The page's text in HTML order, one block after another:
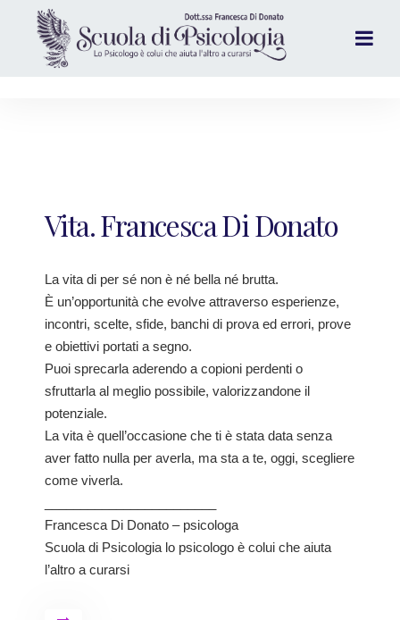
Vita. Francesca Di Donato
La vita di per sé non è né bella né brutta.
È un’opportunità che evolve attraverso esperienze,
incontri, scelte, sfide, banchi di prova ed errori, prove
e obiettivi portati a segno.
Puoi sprecarla aderendo a copioni perdenti o
sfruttarla al meglio possibile, valorizzandone il
potenziale.
La vita è quell’occasione che ti è stata data senza
aver fatto nulla per averla, ma sta a te, oggi, scegliere
come viverla.
Francesca Di Donato – psicologa
Scuola di Psicologia lo psicologo è colui che aiuta
l’altro a curarsi